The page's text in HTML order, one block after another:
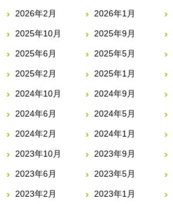
2026年2月 2026年1月
2025年10月 2025年9月
2025年6月 2025年5月
2025年2月 2025年1月
2024年10月 2024年9月
2024年6月 2024年5月
2024年2月 2024年1月
2023年10月 2023年9月
2023年6月 2023年5月
2023年2月 2023年1月